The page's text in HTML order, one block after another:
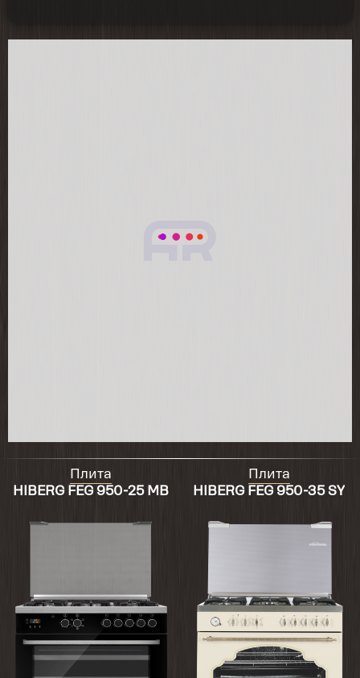
Плита
HIBERG FЕG 950-25 MB
Плита
HIBERG FЕG 950-35 SY